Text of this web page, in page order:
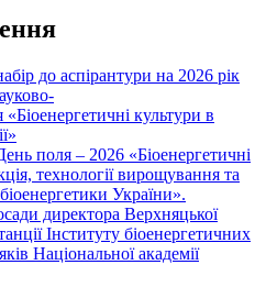
до аспірантури на 2026 рік
культури в
поля – 2026 «Біоенергетичні
технології вирощування та
України».
директора Верхняцької
Інституту біоенергетичних
Національної академії